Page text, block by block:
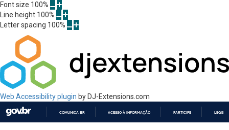
Font size 100%
Line height 100%
Letter spacing 100%
Web Accessibility plugin by DJ-Extensions.com
COMUNICA BR ACESSO À INFORMAÇÃO PARTICIPE